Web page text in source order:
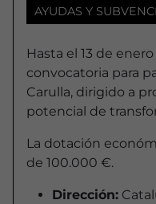
AYUDAS Y
Hasta el 13 de
convocatoria para
Carulla, dirigido a
potencial de
La dotación
de 100.000 €.
Dirección: